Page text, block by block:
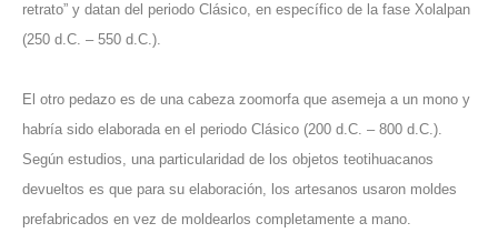
retrato” y datan del periodo Clásico, en específico de la fase Xolalpan
(250 d.C. – 550 d.C.).
El otro pedazo es de una cabeza zoomorfa que asemeja a un mono y
habría sido elaborada en el periodo Clásico (200 d.C. – 800 d.C.).
Según estudios, una particularidad de los objetos teotihuacanos
devueltos es que para su elaboración, los artesanos usaron moldes
prefabricados en vez de moldearlos completamente a mano.